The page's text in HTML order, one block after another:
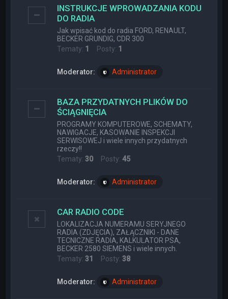
INSTRUKCJE WPROWADZANIA KODU
DO RADIA
Jak wpisać kod do radia FORD, RENAULT,
BECKER GRUNDIG, CDR 300
Tematy: 1 Posty: 1
Moderator: Administrator
BAZA PRZYDATNYCH PLIKÓW DO
ŚCIĄGNIĘCIA
PROGRAMY KOMPUTEROWE, SCHEMATY,
NAWIGACJE, KASOWANIE INSPEKCJI
SERWISOWEJ i wiele innych przydatnych
rzeczy!!
Tematy:30 Posty:45
Moderator: Administrator
CAR RADIO CODE
LOKALIZACJA NUMERAMU SERYJNEGO
RADIA (ZDJĘCIA), ZAŁĄCZNIKI - DANE
TECNICZNE RADIA, KALKULATOR PSA,
BECKER 2580 SIEMENS i wiele innych.
Tematy:31 Posty:38
Moderator: Administrator